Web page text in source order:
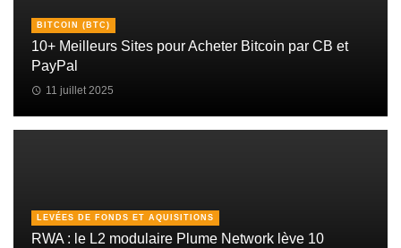
BITCOIN (BTC)
10+ Meilleurs Sites pour Acheter Bitcoin par CB et
PayPal
11 juillet 2025
LEVÉES DE FONDS ET AQUISITIONS
RWA : le L2 modulaire Plume Network lève 10